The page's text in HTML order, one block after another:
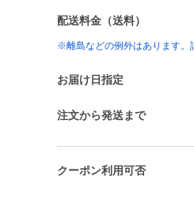
配送料金（送料）
※離島などの例外はあります。
お届け日指定
注文から発送まで
クーポン利用可否